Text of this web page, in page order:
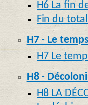
H6 La fin
Fin du
H7 - Le
H7 Le
H8 -
H8 LA